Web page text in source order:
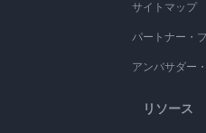
サイトマップ
パートナー・
アンバサダー
リソース